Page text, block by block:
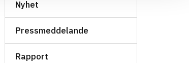
Nyhet
Pressmeddelande
Rapport